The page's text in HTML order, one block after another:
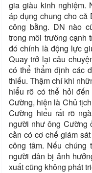
gia giàu kinh nghiệm.
áp dụng chung cho
công bằng. DN nào
trong môi trường cạnh
đó chính là động lực
Quay trở lại câu
có thể thẩm định các
thiếu. Thậm chí khi
hiểu rõ có thể hỏi
Cường, hiện là Chủ
Cường hiểu rất rõ
người như ông Cường
cần có cơ chế giám
công tâm. Nếu
người dân bị ảnh
xuất cũng không phát